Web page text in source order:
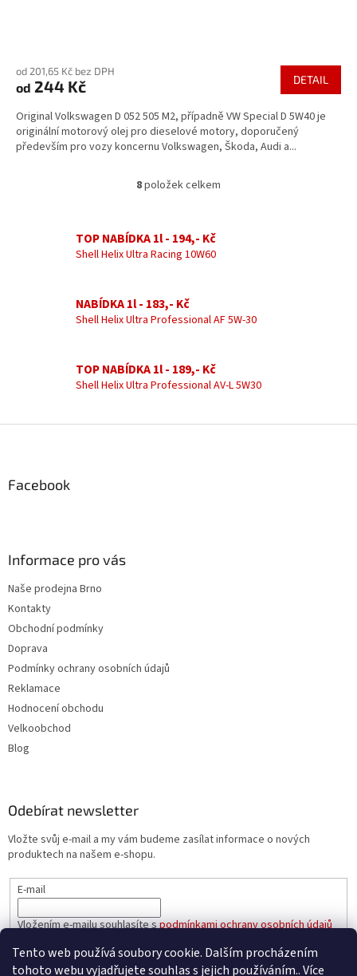
Tento web používá soubory cookie. Dalším procházením
tohoto webu vyjadřujete souhlas s jejich používáním.. Více
produktu
je
z
5
hvězdiček.
od 201,65 Kč bez DPH
od 244 Kč DETAIL
Original Volkswagen D 052 505 M2, případně VW Special D 5W40 je
originální motorový olej pro dieselové motory, doporučený
především pro vozy koncernu Volkswagen, Škoda, Audi a...
O
á
d
í
p
r
y
v
8položek celkem
TOP NABÍDKA 1l - 194,- Kč
Shell Helix Ultra Racing 10W60
NABÍDKA 1l - 183,- Kč
Shell Helix Ultra Professional AF 5W-30
TOP NABÍDKA 1l - 189,- Kč
Shell Helix Ultra Professional AV-L 5W30
Facebook
Informace pro vás
Naše prodejna Brno
Kontakty
Obchodní podmínky
Doprava
Podmínky ochrany osobních údajů
Reklamace
Hodnocení obchodu
Velkoobchod
Blog
Odebírat newsletter
Vložte svůj e-mail a my vám budeme zasílat informace o nových
produktech na našem e-shopu.
E-mail
Vložením e-mailu souhlasíte spodmínkami ochrany osobních údajů
PŘIHLÁSIT SE